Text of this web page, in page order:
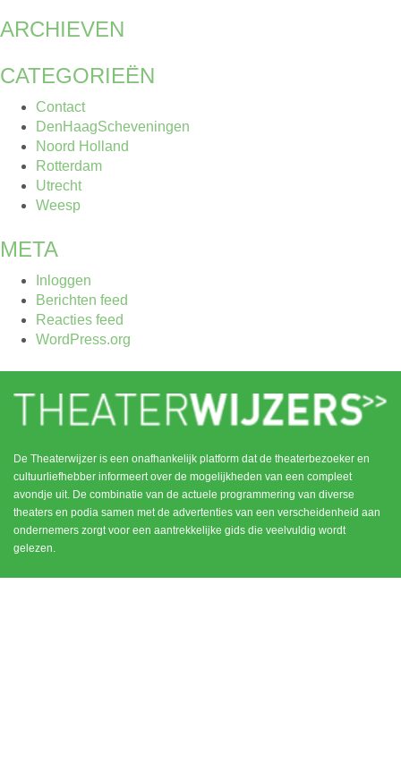
ARCHIEVEN
CATEGORIEËN
Contact
DenHaagScheveningen
Noord Holland
Rotterdam
Utrecht
Weesp
META
Inloggen
Berichten feed
Reacties feed
WordPress.org
De Theaterwijzer is een onafhankelijk platform dat de theaterbezoeker en
cultuurliefhebber informeert over de mogelijkheden van een compleet
avondje uit. De combinatie van de actuele programmering van diverse
theaters en podia samen met de advertenties van een verscheidenheid aan
ondernemers zorgt voor een aantrekkelijke gids die veelvuldig wordt
gelezen.